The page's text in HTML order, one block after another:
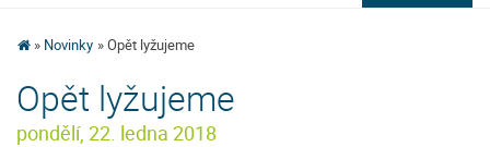
Novinky Opět lyžujeme
Opět lyžujeme
pondělí, 22. ledna 2018